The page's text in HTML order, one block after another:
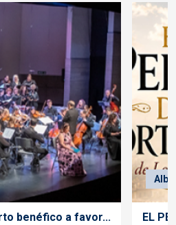
benéfico a favor... EL